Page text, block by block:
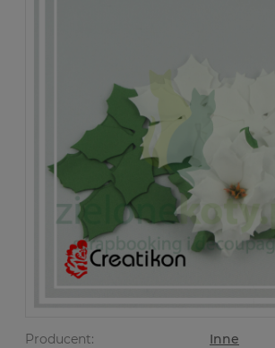
Producent:
Inne